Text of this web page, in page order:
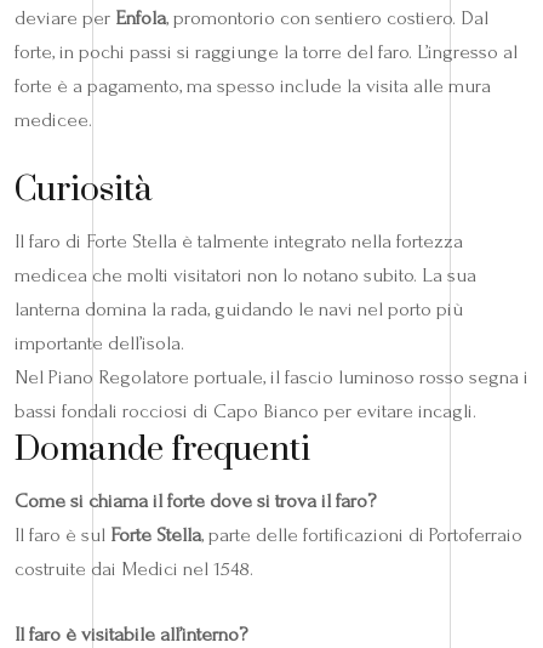
deviare per Enfola, promontorio con sentiero costiero. Dal
forte, in pochi passi si raggiunge la torre del faro. L’ingresso al
forte è a pagamento, ma spesso include la visita alle mura
medicee.
Curiosità
Il faro di Forte Stella è talmente integrato nella fortezza
medicea che molti visitatori non lo notano subito. La sua
lanterna domina la rada, guidando le navi nel porto più
importante dell’isola.
Nel Piano Regolatore portuale, il fascio luminoso rosso segna i
bassi fondali rocciosi di Capo Bianco per evitare incagli.
Domande frequenti
Come si chiama il forte dove si trova il faro?
Il faro è sul Forte Stella, parte delle fortificazioni di Portoferraio
costruite dai Medici nel 1548.
Il faro è visitabile all’interno?